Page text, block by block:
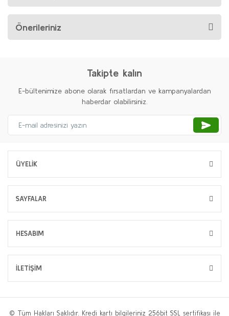
Önerileriniz
Takipte kalın
E-bültenimize abone olarak fırsatlardan ve kampanyalardan
haberdar olabilirsiniz.
ÜYELİK
SAYFALAR
HESABIM
İLETİŞİM
© Tüm Hakları Saklıdır. Kredi kartı bilgileriniz 256bit SSL sertifikası ile